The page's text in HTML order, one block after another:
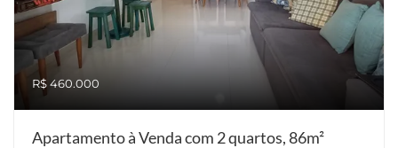
R$ 460.000
Apartamento à Venda com 2 quartos, 86m²